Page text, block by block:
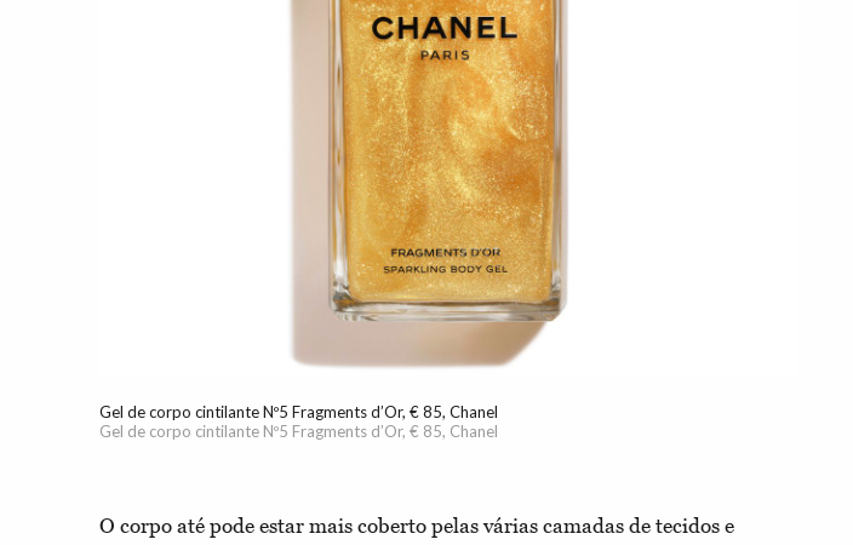
Gel de corpo cintilante Nº5 Fragments d’Or, € 85, Chanel
Gel de corpo cintilante Nº5 Fragments d’Or, € 85, Chanel
O corpo até pode estar mais coberto pelas várias camadas de tecidos e